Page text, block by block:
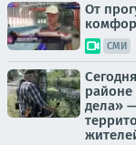
От
СМИ
дела»